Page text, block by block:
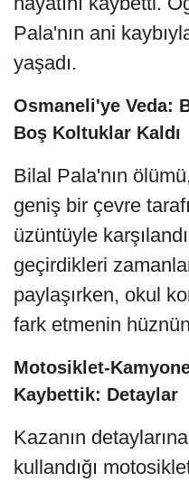
Pala'nın ani
yaşadı.
Osmaneli'ye Veda:
Boş Koltuklar Kaldı
Bilal Pala'nın
geniş bir çevre
üzüntüyle
geçirdikleri
paylaşırken, okul
fark etmenin
Motosiklet-
Kaybettik: Detaylar
Kazanın
kullandığı